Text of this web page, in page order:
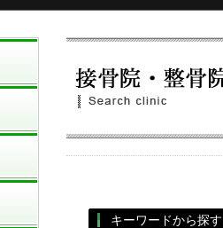
キーワードから探